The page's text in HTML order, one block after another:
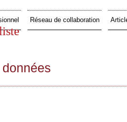
Réseau de collaboration